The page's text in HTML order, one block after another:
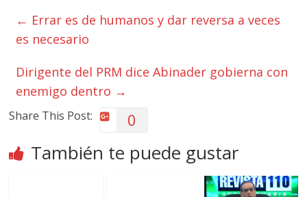
← Errar es de humanos y dar reversa a veces
es necesario
Dirigente del PRM dice Abinader gobierna con
enemigo dentro →
Share This Post: 0
También te puede gustar